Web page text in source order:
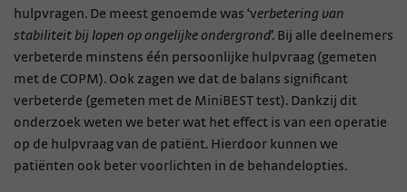
hulpvragen. De meest genoemde was ‘verbetering van
stabiliteit bij lopen op ongelijke ondergrond’. Bij alle deelnemers
verbeterde minstens één persoonlijke hulpvraag (gemeten
met de COPM). Ook zagen we dat de balans significant
verbeterde (gemeten met de MiniBEST test). Dankzij dit
onderzoek weten we beter wat het effect is van een operatie
op de hulpvraag van de patiënt. Hierdoor kunnen we
patiënten ook beter voorlichten in de behandelopties.